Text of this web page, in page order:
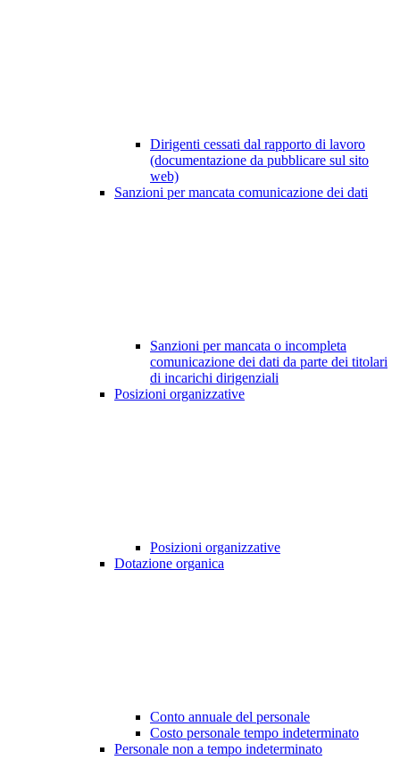
Dirigenti cessati dal rapporto di lavoro
(documentazione da pubblicare sul sito
web)
Sanzioni per mancata comunicazione dei dati
Sanzioni per mancata o incompleta
comunicazione dei dati da parte dei titolari
di incarichi dirigenziali
Posizioni organizzative
Posizioni organizzative
Dotazione organica
Conto annuale del personale
Costo personale tempo indeterminato
Personale non a tempo indeterminato